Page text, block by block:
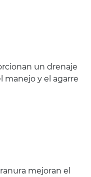
un drenaje
manejo y el agarre
mejoran el